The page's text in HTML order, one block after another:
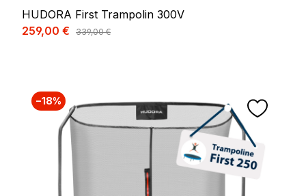
HUDORA First Trampolin 300V
Verkaufspreis:
259,00 € Regulärer Preis:
339,00 €
−18%